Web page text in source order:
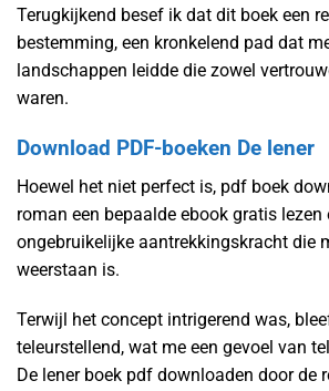
Terugkijkend besef ik dat dit boek een
bestemming, een kronkelend pad dat
landschappen leidde die zowel
waren.
Download PDF-boeken De lener
Hoewel het niet perfect is, pdf boek
roman een bepaalde ebook gratis lezen
ongebruikelijke aantrekkingskracht die
weerstaan is.
Terwijl het concept intrigerend was,
teleurstellend, wat me een gevoel van
De lener boek pdf downloaden door de